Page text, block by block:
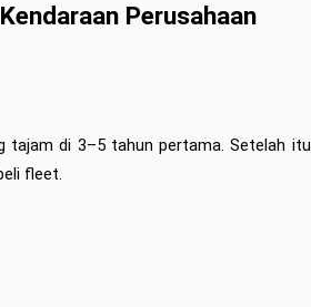
Perusahaan
tajam di 3–5 tahun pertama. Setelah
fleet.